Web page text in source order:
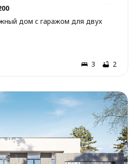
дом с гаражом для двух
3 2